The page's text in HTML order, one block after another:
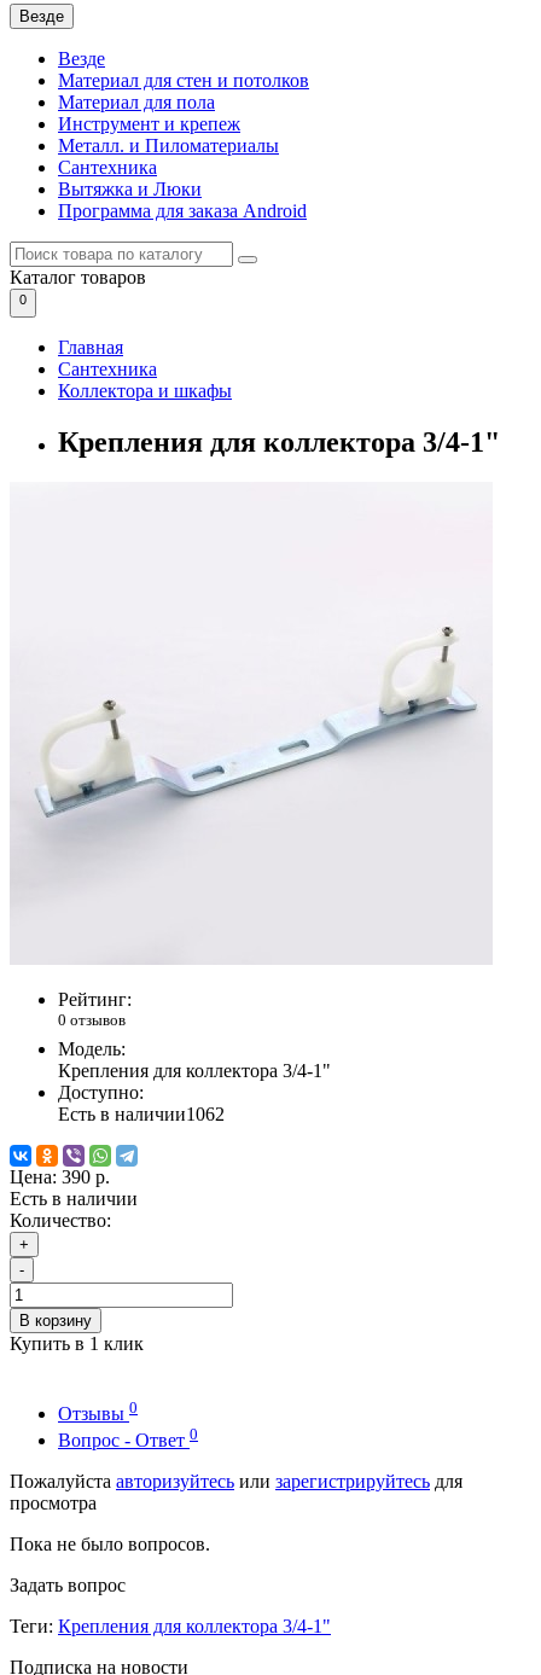
Везде
Везде
Материал для стен и потолков
Материал для пола
Инструмент и крепеж
Металл. и Пиломатериалы
Сантехника
Вытяжка и Люки
Программа для заказа Android
Каталог товаров
0
Главная
Сантехника
Коллектора и шкафы
Крепления для коллектора 3/4-1"
Рейтинг:
0 отзывов
Модель:
Крепления для коллектора 3/4-1"
Доступно:
Есть в наличии1062
Цена: 390 р.
Есть в наличии
Количество:
+
-
В корзину
Купить в 1 клик
Отзывы 0
Вопрос - Ответ 0
Пожалуйста авторизуйтесь или зарегистрируйтесь для
просмотра
Пока не было вопросов.
Задать вопрос
Теги: Крепления для коллектора 3/4-1"
Подписка на новости